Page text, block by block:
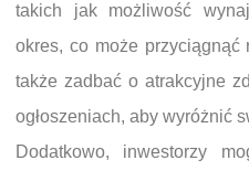
takich jak możliwość
okres, co może przyciągnąć
także zadbać o atrakcyjne
ogłoszeniach, aby wyróżnić
Dodatkowo, inwestorzy